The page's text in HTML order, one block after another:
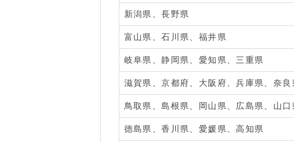
新潟県、長野県
富山県、石川県、福井県
岐阜県、静岡県、愛知県、三重県
滋賀県、京都府、大阪府、兵庫県、奈良
鳥取県、島根県、岡山県、広島県、山口
徳島県、香川県、愛媛県、高知県